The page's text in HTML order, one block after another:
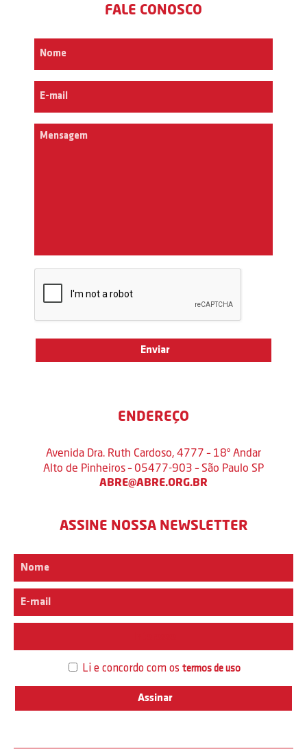
FALE CONOSCO
ENDEREÇO
Avenida Dra. Ruth Cardoso, 4777 – 18º Andar
Alto de Pinheiros – 05477-903 – São Paulo SP
ABRE@ABRE.ORG.BR
ASSINE NOSSA NEWSLETTER
Li e concordo com os termos de uso